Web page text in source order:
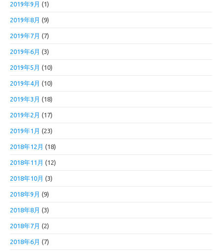
2019年9月 (1)
2019年8月 (9)
2019年7月 (7)
2019年6月 (3)
2019年5月 (10)
2019年4月 (10)
2019年3月 (18)
2019年2月 (17)
2019年1月 (23)
2018年12月 (18)
2018年11月 (12)
2018年10月 (3)
2018年9月 (9)
2018年8月 (3)
2018年7月 (2)
2018年6月 (7)